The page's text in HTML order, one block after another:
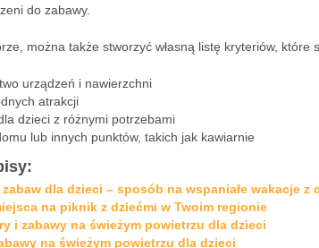
do zabawy.
można także stworzyć własną listę kryteriów, które
urządzeń i nawierzchni
atrakcji
dzieci z różnymi potrzebami
lub innych punktów, takich jak kawiarnie
dla dzieci – sposób na wspaniałe wakacje z
na piknik z dziećmi w Twoim regionie
i zabawy na świeżym powietrzu dla dzieci
na świeżym powietrzu dla dzieci